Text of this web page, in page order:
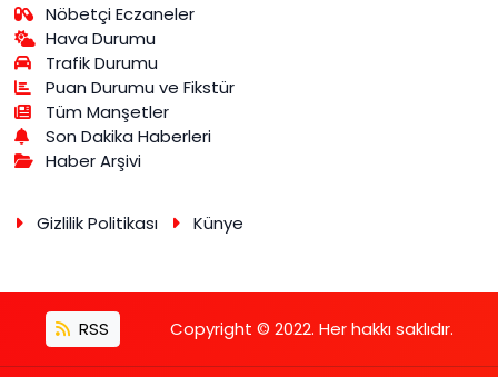
Nöbetçi Eczaneler
Hava Durumu
Trafik Durumu
Puan Durumu ve Fikstür
Tüm Manşetler
Son Dakika Haberleri
Haber Arşivi
Gizlilik Politikası Künye
RSS Copyright © 2022. Her hakkı saklıdır.